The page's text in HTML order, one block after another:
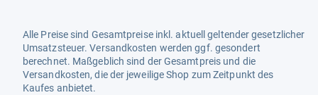
Alle Preise sind Gesamtpreise inkl. aktuell geltender gesetzlicher
Umsatzsteuer. Versandkosten werden ggf. gesondert
berechnet. Maßgeblich sind der Gesamtpreis und die
Versandkosten, die der jeweilige Shop zum Zeitpunkt des
Kaufes anbietet.